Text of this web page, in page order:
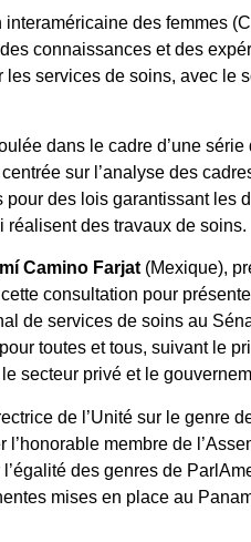
des femmes
connaissances et des
services de soins, avec le
dans le cadre d’une
sur l’analyse des
des lois garantissant les
réalisent des travaux de soins.
Camino Farjat (Mexique),
consultation pour
de services de soins au
toutes et tous, suivant le
secteur privé et le
de l’Unité sur le genre
l’honorable membre de
des genres de
mises en place au